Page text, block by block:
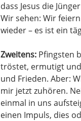
dass Jesus die
Wir sehen: Wir
wieder – es ist ein
Zweitens: Pfingsten
tröstet, ermutigt
und Frieden. Aber:
mir jetzt zuhören.
einmal in uns
einen Impuls, dies